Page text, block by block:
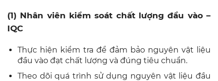
(1) Nhân viên kiểm soát chất lượng đầu vào –
IQC
Thực hiện kiểm tra để đảm bảo nguyên vật liệu
đầu vào đạt chất lượng và đúng tiêu chuẩn.
Theo dõi quá trình sử dụng nguyên vật liệu đầu